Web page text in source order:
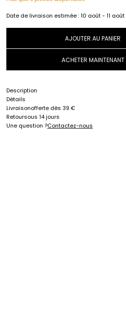
Date de livraison estimée :10 août - 11 août
AJOUTER AU PANIER
ACHETER MAINTENANT
Description
Détails
Livraisonofferte dès 39 €
Retoursous 14 jours
Une question ?Contactez-nous